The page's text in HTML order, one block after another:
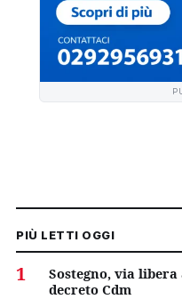
PIÙ LETTI OGGI
1
Sostegno, via
decreto Cdm